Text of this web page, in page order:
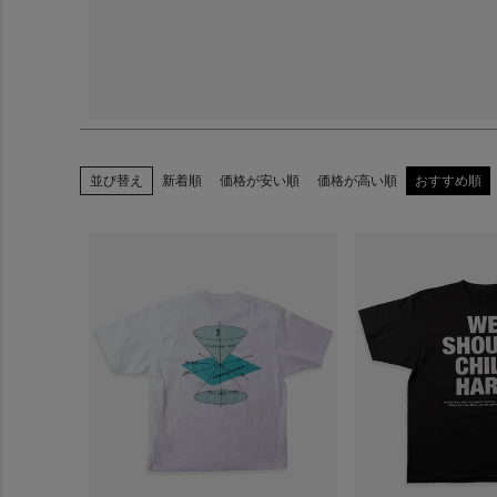
並び替え 新着順 価格が安い順 価格が高い順 おすすめ順